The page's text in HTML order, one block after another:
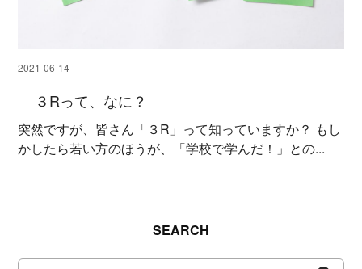
2021-06-14
３Rって、なに？
突然ですが、皆さん「３R」って知っていますか？ もし
かしたら若い方のほうが、「学校で学んだ！」との...
SEARCH